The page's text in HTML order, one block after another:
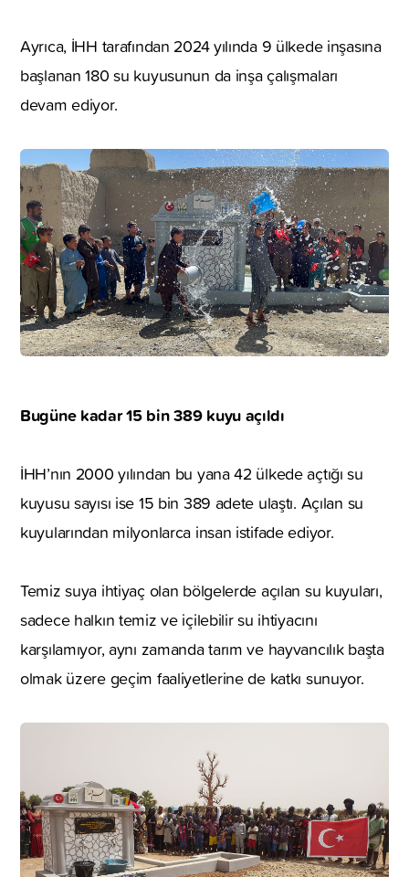
Ayrıca, İHH tarafından 2024 yılında 9 ülkede inşasına
başlanan 180 su kuyusunun da inşa çalışmaları
devam ediyor.
Bugüne kadar 15 bin 389 kuyu açıldı
İHH’nın 2000 yılından bu yana 42 ülkede açtığı su
kuyusu sayısı ise 15 bin 389 adete ulaştı. Açılan su
kuyularından milyonlarca insan istifade ediyor.
Temiz suya ihtiyaç olan bölgelerde açılan su kuyuları,
sadece halkın temiz ve içilebilir su ihtiyacını
karşılamıyor, aynı zamanda tarım ve hayvancılık başta
olmak üzere geçim faaliyetlerine de katkı sunuyor.